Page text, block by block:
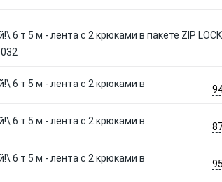
6 т 5 м - лента с 2 крюками в пакете ZIP LOCK
6 т 5 м - лента с 2 крюками в
6 т 5 м - лента с 2 крюками в
6 т 5 м - лента с 2 крюками в